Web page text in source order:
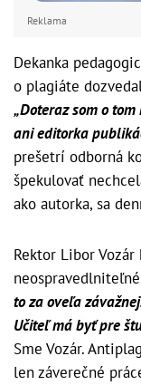
Reklama
Dekanka
o plagiáte
„Doteraz som o
ani editorka
prešetrí odborná
špekulovať
ako autorka, sa
Rektor Libor
to za oveľa
Učiteľ má byť pre
Sme Vozár.
len záverečné